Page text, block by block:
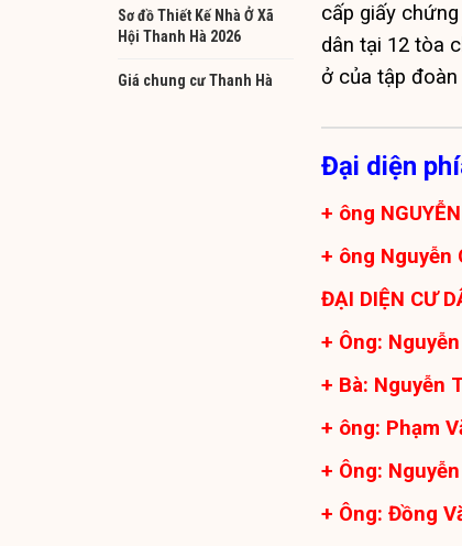
cấp giấy
dân tại 12 tòa
ở của tập
Đại diện
+ ông
+ ông Nguyễn
ĐẠI DIỆN CƯ
+ Ông:
+ Bà: Nguyễn
+ ông: Phạm
+ Ông:
+ Ông: Đồng
Sơ đồ Thiết Kế Nhà Ở Xã
Hội Thanh Hà 2026
Giá chung cư Thanh Hà